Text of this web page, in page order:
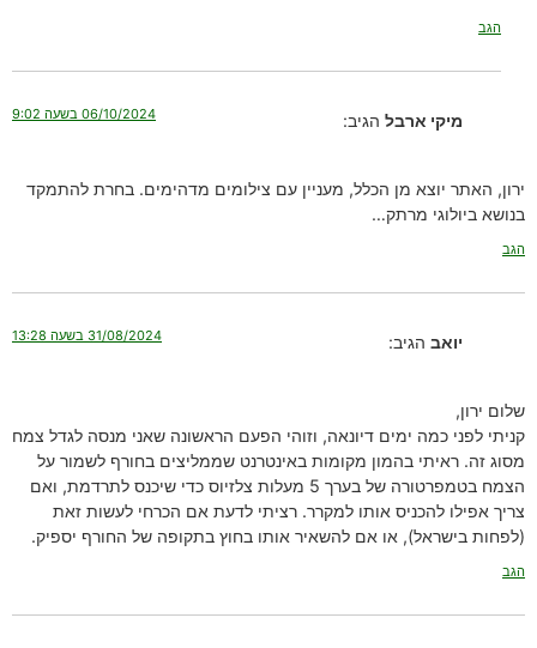
הגב
מיקי ארבל הגיב: 06/10/2024 בשעה 9:02
ירון, האתר יוצא מן הכלל, מעניין עם צילומים מדהימים. בחרת להתמקד
בנושא ביולוגי מרתק…
הגב
יואב הגיב: 31/08/2024 בשעה 13:28
שלום ירון,
קניתי לפני כמה ימים דיונאה, וזוהי הפעם הראשונה שאני מנסה לגדל צמח
מסוג זה. ראיתי בהמון מקומות באינטרנט שממליצים בחורף לשמור על
הצמח בטמפרטורה של בערך 5 מעלות צלזיוס כדי שיכנס לתרדמת, ואם
צריך אפילו להכניס אותו למקרר. רציתי לדעת אם הכרחי לעשות זאת
(לפחות בישראל), או אם להשאיר אותו בחוץ בתקופה של החורף יספיק.
הגב